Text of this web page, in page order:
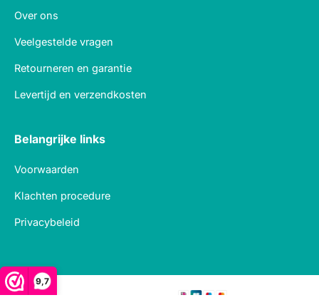
9,7
Over ons
Veelgestelde vragen
Retourneren en garantie
Levertijd en verzendkosten
Belangrijke links
Voorwaarden
Klachten procedure
Privacybeleid